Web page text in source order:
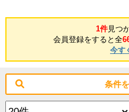
1件見つ
会員登録をすると全
今す
条件